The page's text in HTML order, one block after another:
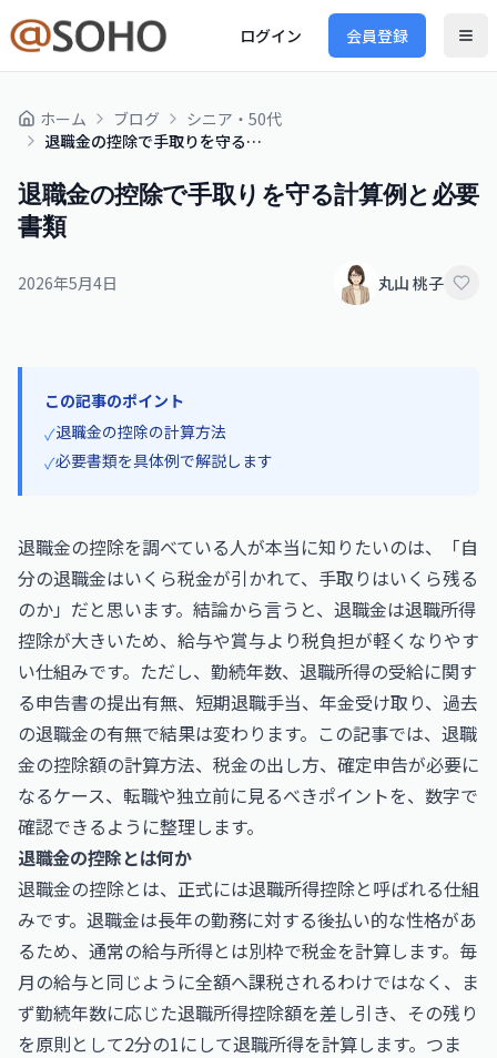
ログイン 会員登録
ホーム ブログ
シニア・50代
退職金の控除で手取りを守る計算例と必要書類
退職金の控除で手取りを守る計算例と必要
書類
2026年5月4日 丸山 桃子
この記事のポイント
✓退職金の控除の計算方法
✓必要書類を具体例で解説します
退職金の控除を調べている人が本当に知りたいのは、「自
分の退職金はいくら税金が引かれて、手取りはいくら残る
のか」だと思います。結論から言うと、退職金は退職所得
控除が大きいため、給与や賞与より税負担が軽くなりやす
い仕組みです。ただし、勤続年数、退職所得の受給に関す
る申告書の提出有無、短期退職手当、年金受け取り、過去
の退職金の有無で結果は変わります。この記事では、退職
金の控除額の計算方法、税金の出し方、確定申告が必要に
なるケース、転職や独立前に見るべきポイントを、数字で
確認できるように整理します。
退職金の控除とは何か
退職金の控除とは、正式には退職所得控除と呼ばれる仕組
みです。退職金は長年の勤務に対する後払い的な性格があ
るため、通常の給与所得とは別枠で税金を計算します。毎
月の給与と同じように全額へ課税されるわけではなく、ま
ず勤続年数に応じた退職所得控除額を差し引き、その残り
を原則として2分の1にして退職所得を計算します。つま